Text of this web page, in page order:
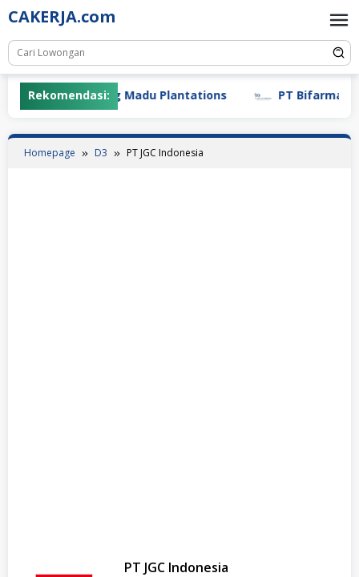
Skip
to
content
CAKERJA.com
Rekomendasi:
PT Gunung Madu Plantations PT Bifarma
Homepage D3 PT JGC Indonesia
PT JGC Indonesia